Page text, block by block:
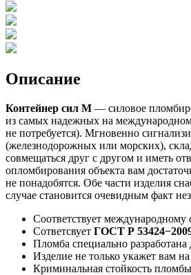
Описание
Контейнер сил М — силовое
из самых надежных на
не потребуется). Мгновенно
(железнодорожных или морских),
совмещаться друг с другом и иметь
опломбирования объекта вам
не понадобятся. Обе части изделия
случае становится очевидным факт
Соответствует международному
Сответсвует ГОСТ Р
Пломба специально
Изделие не только укажет вам
Криминальная стойкость